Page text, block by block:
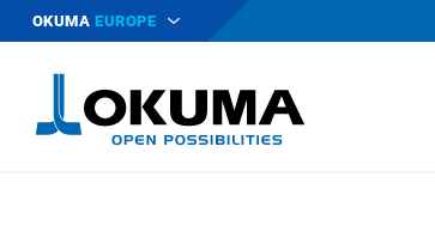
OKUMA EUROPE